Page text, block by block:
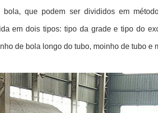
que podem ser divididos em
em dois tipos: tipo da grade e tipo do
de bola longo do tubo, moinho de tubo e